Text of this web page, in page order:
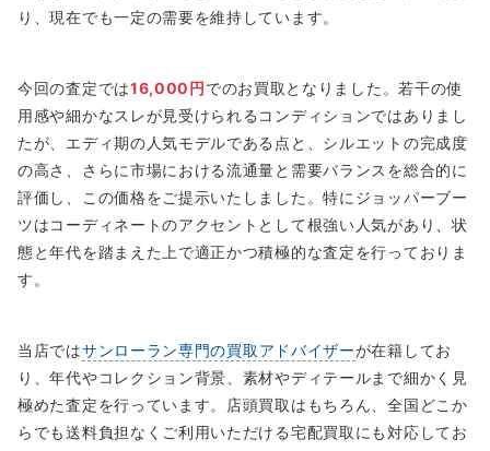
り、現在でも一定の需要を維持しています。
今回の査定では16,000円でのお買取となりました。若干の使
用感や細かなスレが見受けられるコンディションではありまし
たが、エディ期の人気モデルである点と、シルエットの完成度
の高さ、さらに市場における流通量と需要バランスを総合的に
評価し、この価格をご提示いたしました。特にジョッパーブー
ツはコーディネートのアクセントとして根強い人気があり、状
態と年代を踏まえた上で適正かつ積極的な査定を行っておりま
す。
当店ではサンローラン専門の買取アドバイザーが在籍してお
り、年代やコレクション背景、素材やディテールまで細かく見
極めた査定を行っています。店頭買取はもちろん、全国どこか
らでも送料負担なくご利用いただける宅配買取にも対応してお